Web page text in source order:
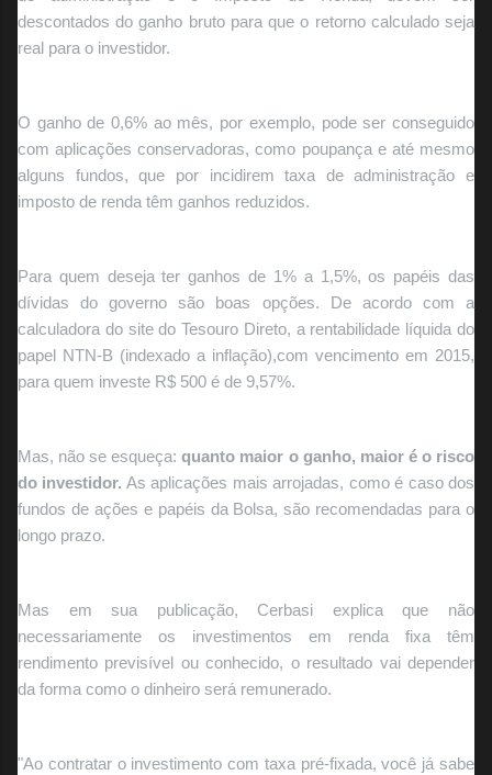
descontados do ganho bruto para que o retorno calculado seja
real para o investidor.
O ganho de 0,6% ao mês, por exemplo, pode ser conseguido
com aplicações conservadoras, como poupança e até mesmo
alguns fundos, que por incidirem taxa de administração e
imposto de renda têm ganhos reduzidos.
Para quem deseja ter ganhos de 1% a 1,5%, os papéis das
dívidas do governo são boas opções. De acordo com a
calculadora do site do Tesouro Direto, a rentabilidade líquida do
papel NTN-B (indexado a inflação),com vencimento em 2015,
para quem investe R$ 500 é de 9,57%.
Mas, não se esqueça:quanto maior o ganho, maior é o risco
do investidor. As aplicações mais arrojadas, como é caso dos
fundos de ações e papéis da Bolsa, são recomendadas para o
longo prazo.
Mas em sua publicação, Cerbasi explica que não
necessariamente os investimentos em renda fixa têm
rendimento previsível ou conhecido, o resultado vai depender
da forma como o dinheiro será remunerado.
"Ao contratar o investimento com taxa pré-fixada, você já sabe